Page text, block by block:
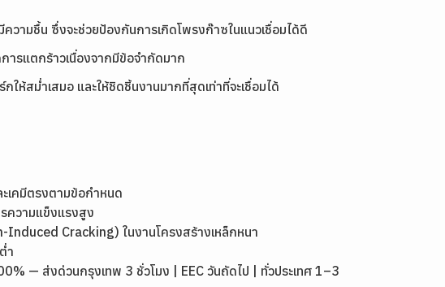
วามชื้น ซึ่งจะช่วยป้องกันการเกิดโพรงก๊าซในแนวเชื่อมได้ดี
รแตกร้าวเนื่องจากมีข้อจำกัดมาก
ให้สม่ำเสมอ และให้ชิดชิ้นงานมากที่สุดเท่าที่จะเชื่อมได้
คมีตรงตามข้อกำหนด
ความแข็งแรงสูง
Cracking) ในงานโครงสร้างเหล็กหนา
ำ
— ส่งด่วนกรุงเทพ 3 ชั่วโมง | EEC วันถัดไป | ทั่วประเทศ 1–3